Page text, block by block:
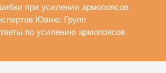
при усилении армопоясов
Ювикс Групп
по усилению армопоясов